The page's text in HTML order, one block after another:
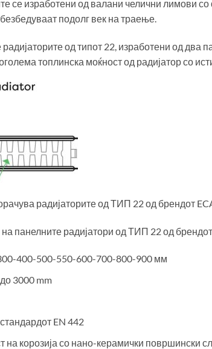
се изработени од валани челични лимови со
подолг век на траење.
радијаторите од типот 22, изработени од два
топлинска моќност од радијатор со
радијаторите од ТИП 22 од брендот
на панелните радијатори од ТИП 22 од
400-500-550-600-700-800-900 мм
3000 mm
EN 442
корозија со нано-керамички површински